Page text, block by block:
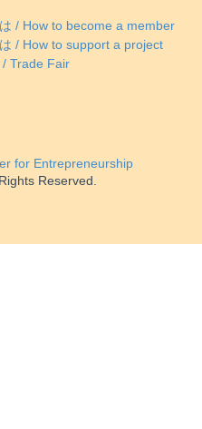
/ How to become a member
/ How to support a project
/ Trade Fair
for Entrepreneurship
Reserved.